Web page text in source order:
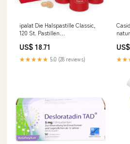
ipalat Die Halspastille Classic,
120 St. Pastillen
US$ 18.71
★★★★★ 5.0 (28 reviews)